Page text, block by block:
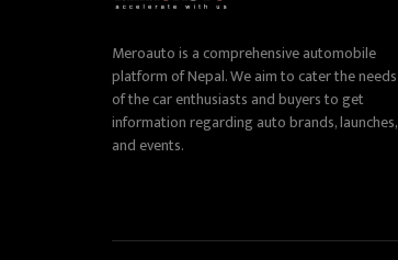
Meroauto is a comprehensive automobile
platform of Nepal. We aim to cater the needs
of the car enthusiasts and buyers to get
information regarding auto brands, launches,
and events.